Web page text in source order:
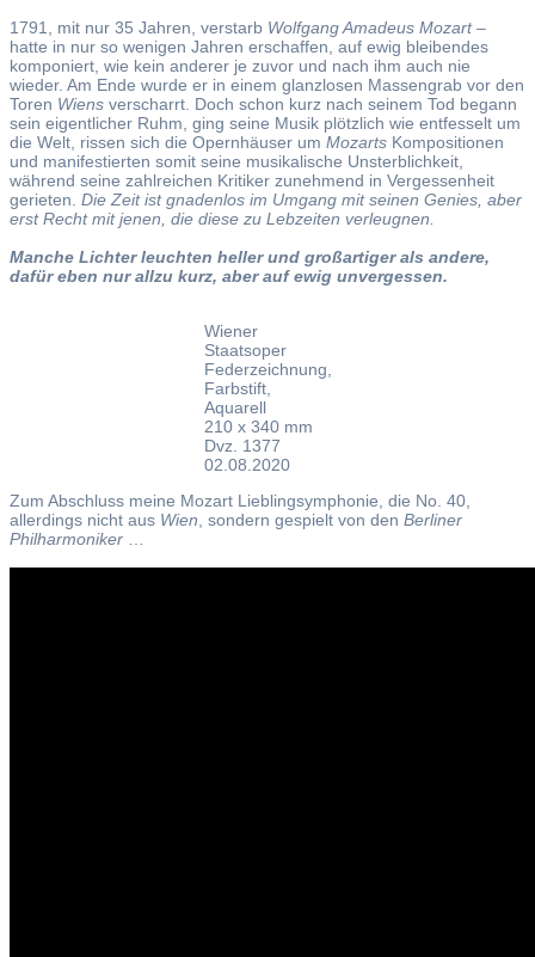
1791, mit nur 35 Jahren, verstarb Wolfgang Amadeus Mozart–
hatte in nur so wenigen Jahren erschaffen, auf ewig bleibendes
komponiert, wie kein anderer je zuvor und nach ihm auch nie
wieder. Am Ende wurde er in einem glanzlosen Massengrab vor den
Toren Wiens verscharrt. Doch schon kurz nach seinem Tod begann
sein eigentlicher Ruhm, ging seine Musik plötzlich wie entfesselt um
die Welt, rissen sich die Opernhäuser um Mozarts Kompositionen
und manifestierten somit seine musikalische Unsterblichkeit,
während seine zahlreichen Kritiker zunehmend in Vergessenheit
gerieten. Die Zeit ist gnadenlos im Umgang mit seinen Genies, aber
erst Recht mit jenen, die diese zu Lebzeiten verleugnen.
Manche Lichter leuchten heller und großartiger als andere,
dafür eben nur allzu kurz, aber auf ewig unvergessen.
Wiener
Staatsoper
Federzeichnung,
Farbstift,
Aquarell
210 x 340 mm
Dvz. 1377
02.08.2020
Zum Abschluss meine Mozart Lieblingsymphonie, die No. 40,
allerdings nicht aus Wien , sondern gespielt von den Berliner
Philharmoniker